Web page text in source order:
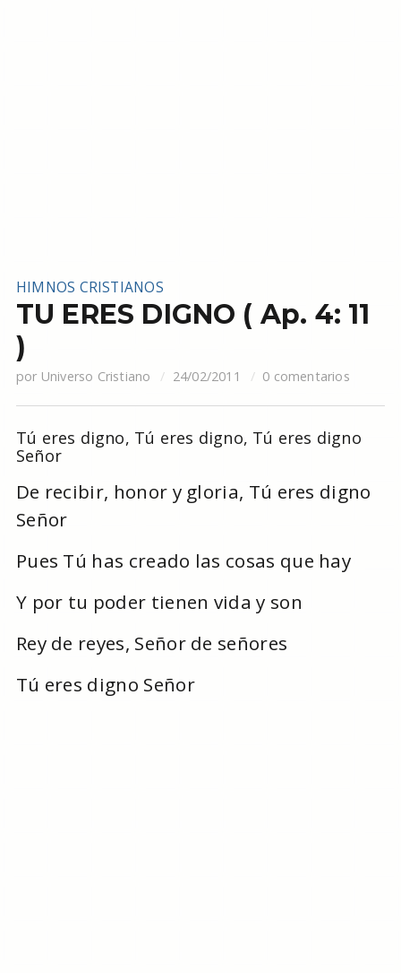
HIMNOS CRISTIANOS
TU ERES DIGNO ( Ap. 4: 11
)
por Universo Cristiano 24/02/2011 0 comentarios
Tú eres digno, Tú eres digno, Tú eres digno
Señor
De recibir, honor y gloria, Tú eres digno
Señor
Pues Tú has creado las cosas que hay
Y por tu poder tienen vida y son
Rey de reyes, Señor de señores
Tú eres digno Señor